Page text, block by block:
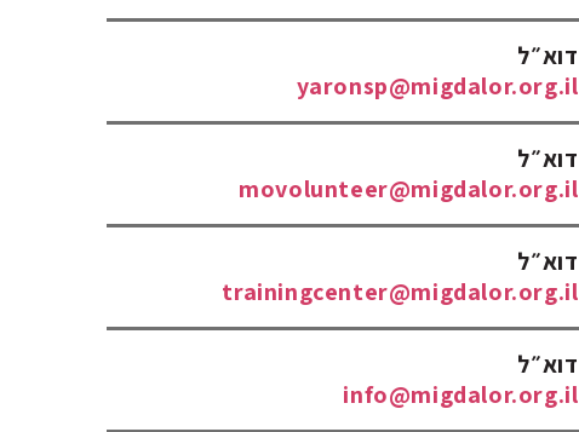
דוא״ל
yaronsp@migdalor.org.il
דוא״ל
movolunteer@migdalor.org.il
דוא״ל
trainingcenter@migdalor.org.il
דוא״ל
info@migdalor.org.il